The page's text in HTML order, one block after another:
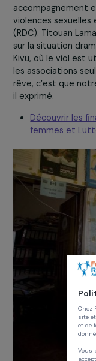
Catégorie «
violences»
Le Prix a été
(RDC). Titouan
sur la situation
Kivu, où le viol
les associations
rêve, c’est que
il exprimé.
Découvrir
femmes et